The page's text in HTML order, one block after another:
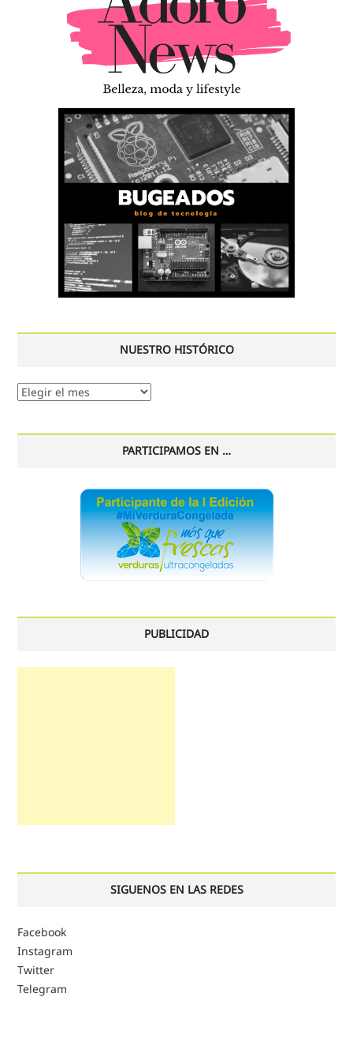
NUESTRO HISTÓRICO
Nuestro
PARTICIPAMOS EN …
PUBLICIDAD
SIGUENOS EN LAS REDES
Facebook
Instagram
Twitter
Telegram